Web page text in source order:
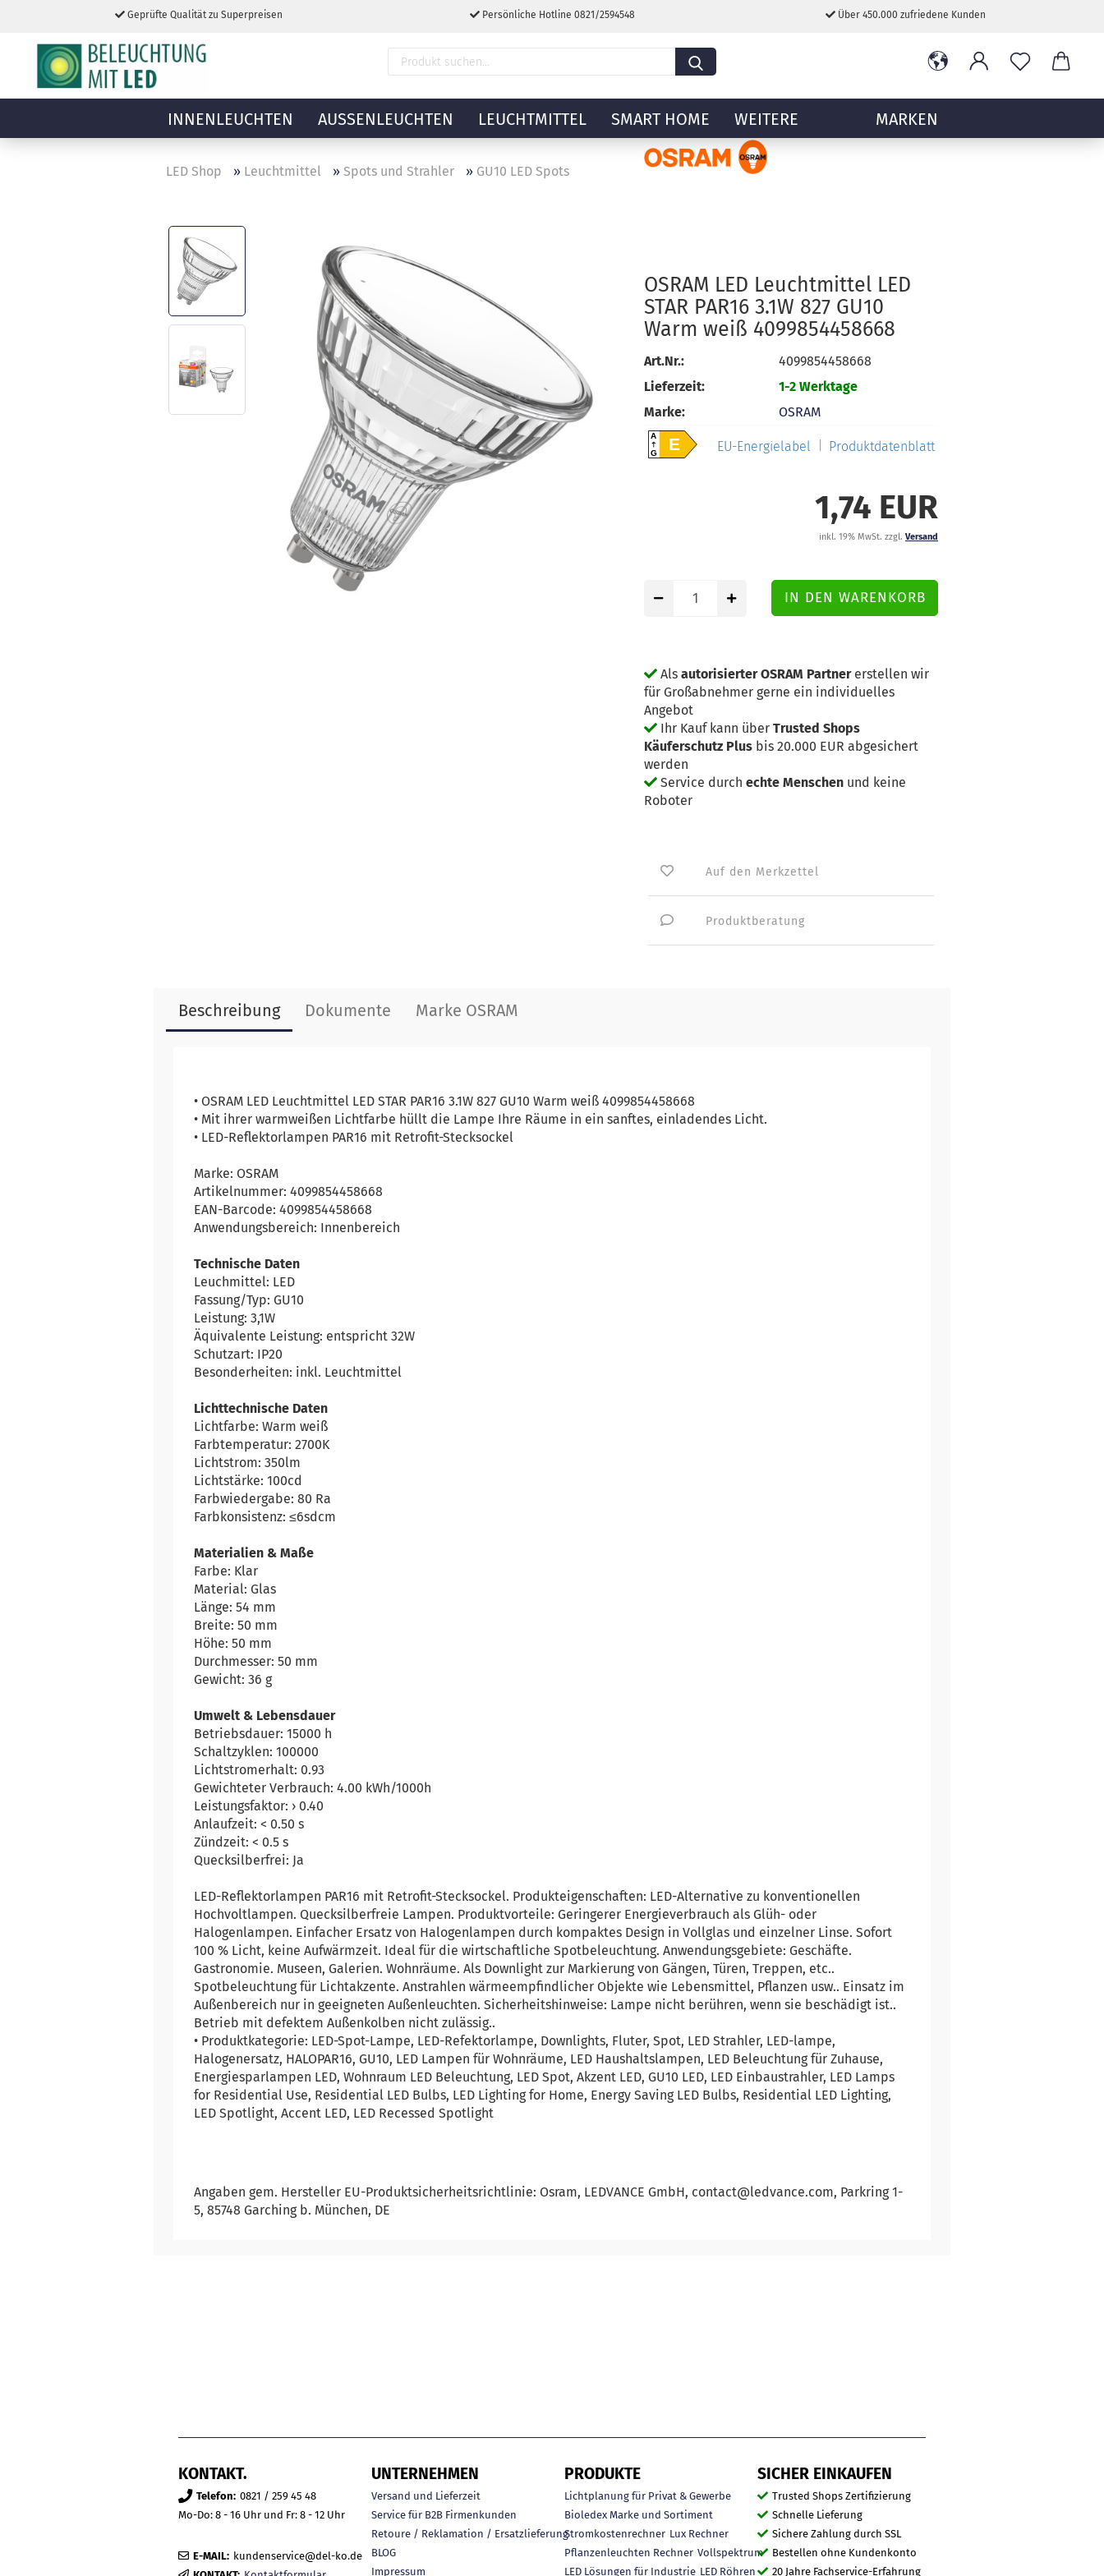
Geprüfte Qualität zu Superpreisen Persönliche Hotline 0821/2594548 Über 450.000 zufriedene Kunden
INNENLEUCHTEN AUSSENLEUCHTEN LEUCHTMITTEL SMART HOME MARKEN
WEITERE
LED Shop » Leuchtmittel » Spots und Strahler » GU10 LED Spots
OSRAM LED Leuchtmittel LED
STAR PAR16 3.1W 827 GU10
Warm weiß 4099854458668
Art.Nr.:
4099854458668
Lieferzeit:
1-2 Werktage
Marke:
OSRAM
A
GE EU-Energielabel Produktdatenblatt
1,74 EUR
inkl. 19% MwSt. zzgl. Versand
Als autorisierter OSRAM Partnererstellen wir
für Großabnehmer gerne ein individuelles
Angebot
Ihr Kauf kann über Trusted Shops
Käuferschutz Plus bis 20.000 EUR abgesichert
werden
Service durch echte Menschen und keine
Roboter
Auf den Merkzettel
Produktberatung
Beschreibung Dokumente Marke OSRAM
• OSRAM LED Leuchtmittel LED STAR PAR16 3.1W 827 GU10 Warm weiß 4099854458668
• Mit ihrer warmweißen Lichtfarbe hüllt die Lampe Ihre Räume in ein sanftes, einladendes Licht.
• LED-Reflektorlampen PAR16 mit Retrofit-Stecksockel
Marke: OSRAM
Artikelnummer: 4099854458668
EAN-Barcode: 4099854458668
Anwendungsbereich: Innenbereich
Technische Daten
Leuchmittel: LED
Fassung/Typ: GU10
Leistung: 3,1W
Äquivalente Leistung: entspricht 32W
Schutzart: IP20
Besonderheiten: inkl. Leuchtmittel
Lichttechnische Daten
Lichtfarbe: Warm weiß
Farbtemperatur: 2700K
Lichtstrom: 350lm
Lichtstärke: 100cd
Farbwiedergabe: 80 Ra
Farbkonsistenz: ≤6sdcm
Materialien & Maße
Farbe: Klar
Material: Glas
Länge: 54 mm
Breite: 50 mm
Höhe: 50 mm
Durchmesser: 50 mm
Gewicht: 36 g
Umwelt & Lebensdauer
Betriebsdauer: 15000 h
Schaltzyklen: 100000
Lichtstromerhalt: 0.93
Gewichteter Verbrauch: 4.00 kWh/1000h
Leistungsfaktor: › 0.40
Anlaufzeit: < 0.50 s
Zündzeit: < 0.5 s
Quecksilberfrei: Ja
LED-Reflektorlampen PAR16 mit Retrofit-Stecksockel. Produkteigenschaften: LED-Alternative zu konventionellen
Hochvoltlampen. Quecksilberfreie Lampen. Produktvorteile: Geringerer Energieverbrauch als Glüh- oder
Halogenlampen. Einfacher Ersatz von Halogenlampen durch kompaktes Design in Vollglas und einzelner Linse. Sofort
100 % Licht, keine Aufwärmzeit. Ideal für die wirtschaftliche Spotbeleuchtung. Anwendungsgebiete: Geschäfte.
Gastronomie. Museen, Galerien. Wohnräume. Als Downlight zur Markierung von Gängen, Türen, Treppen, etc..
Spotbeleuchtung für Lichtakzente. Anstrahlen wärmeempfindlicher Objekte wie Lebensmittel, Pflanzen usw.. Einsatz im
Außenbereich nur in geeigneten Außenleuchten. Sicherheitshinweise: Lampe nicht berühren, wenn sie beschädigt ist..
Betrieb mit defektem Außenkolben nicht zulässig..
• Produktkategorie: LED-Spot-Lampe, LED-Refektorlampe, Downlights, Fluter, Spot, LED Strahler, LED-lampe,
Halogenersatz, HALOPAR16, GU10, LED Lampen für Wohnräume, LED Haushaltslampen, LED Beleuchtung für Zuhause,
Energiesparlampen LED, Wohnraum LED Beleuchtung, LED Spot, Akzent LED, GU10 LED, LED Einbaustrahler, LED Lamps
for Residential Use, Residential LED Bulbs, LED Lighting for Home, Energy Saving LED Bulbs, Residential LED Lighting,
LED Spotlight, Accent LED, LED Recessed Spotlight
Angaben gem. Hersteller EU-Produktsicherheitsrichtlinie: Osram, LEDVANCE GmbH, contact@ledvance.com, Parkring 1-
5, 85748 Garching b. München, DE
KONTAKT.
Telefon: 0821 / 259 45 48
Mo-Do: 8 - 16 Uhr und Fr: 8 - 12 Uhr
E-MAIL: kundenservice@del-ko.de
UNTERNEHMEN
Versand und Lieferzeit
Service für B2B Firmenkunden
Retoure / Reklamation / Ersatzlieferung
BLOG
Impressum
PRODUKTE
Lichtplanung für Privat & Gewerbe
Bioledex Marke und Sortiment
Stromkostenrechner Lux Rechner
Pflanzenleuchten Rechner Vollspektrum
LED Lösungen für Industrie LED Röhren
SICHER EINKAUFEN
Trusted Shops Zertifizierung
Schnelle Lieferung
Sichere Zahlung durch SSL
Bestellen ohne Kundenkonto
20 Jahre Fachservice-Erfahrung